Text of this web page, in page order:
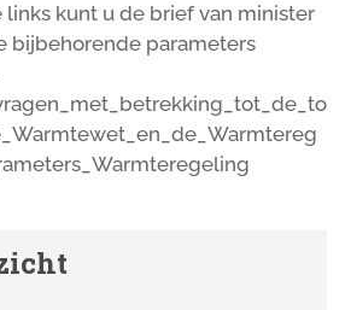
links kunt u de brief van minister
bijbehorende parameters